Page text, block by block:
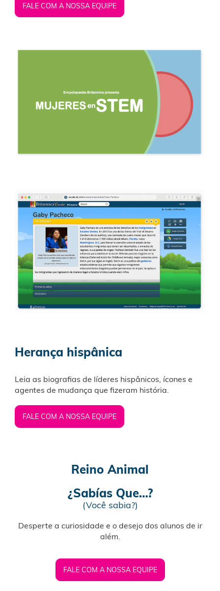
FALE COM A NOSSA EQUIPE
Herança hispânica
Leia as biografias de líderes hispânicos, ícones e
agentes de mudança que fizeram história.
FALE COM A NOSSA EQUIPE
Reino Animal
¿Sabías Que…?
(Você sabia?)
Desperte a curiosidade e o desejo dos alunos de ir
além.
FALE COM A NOSSA EQUIPE